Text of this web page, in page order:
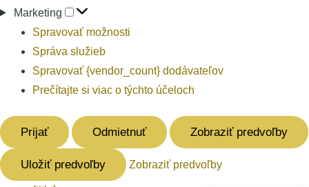
Marketing
Marketing
Spravovať možnosti
Správa služieb
Spravovať {vendor_count} dodávateľov
Prečítajte si viac o týchto účeloch
Prijať Odmietnuť Zobraziť predvoľby
Uložiť predvoľby Zobraziť predvoľby